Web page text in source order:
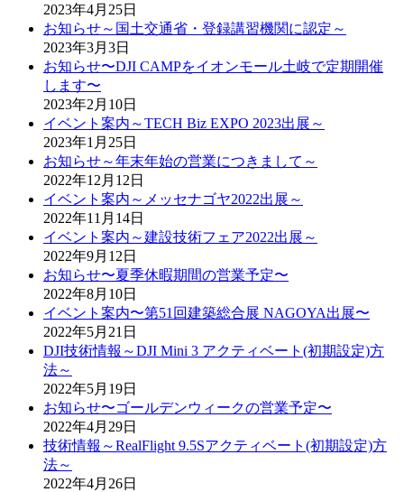
2023年4月25日
お知らせ～国土交通省・登録講習機関に認定～
2023年3月3日
お知らせ〜DJI CAMPをイオンモール土岐で定期開催
します〜
2023年2月10日
イベント案内～TECH Biz EXPO 2023出展～
2023年1月25日
お知らせ～年末年始の営業につきまして～
2022年12月12日
イベント案内～メッセナゴヤ2022出展～
2022年11月14日
イベント案内～建設技術フェア2022出展～
2022年9月12日
お知らせ〜夏季休暇期間の営業予定〜
2022年8月10日
イベント案内〜第51回建築総合展 NAGOYA出展〜
2022年5月21日
DJI技術情報～DJI Mini 3 アクティベート(初期設定)方
法～
2022年5月19日
お知らせ〜ゴールデンウィークの営業予定〜
2022年4月29日
技術情報～RealFlight 9.5Sアクティベート(初期設定)方
法～
2022年4月26日